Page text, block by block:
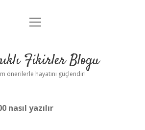
Anasayfa
Yasal Uyarı
menüyü
Fikirler Blogu
önerilerle hayatını güçlendir!
nasıl yazılır